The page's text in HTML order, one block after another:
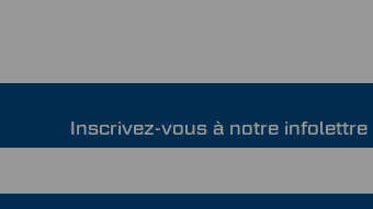
Inscrivez-vous à notre infolettre